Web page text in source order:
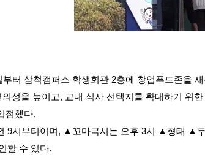
부터 삼척캠퍼스 학생회관 2층에 창업푸드존을
성을 높이고, 교내 식사 선택지를 확대하기 위
점했다.
9시부터이며 , ▲ 꼬마국시는 오후 3시 ▲ 형태 ▲
할 수 있다.